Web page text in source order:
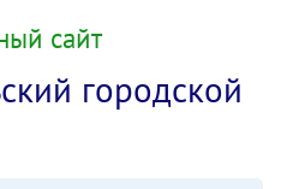
сайт
городской